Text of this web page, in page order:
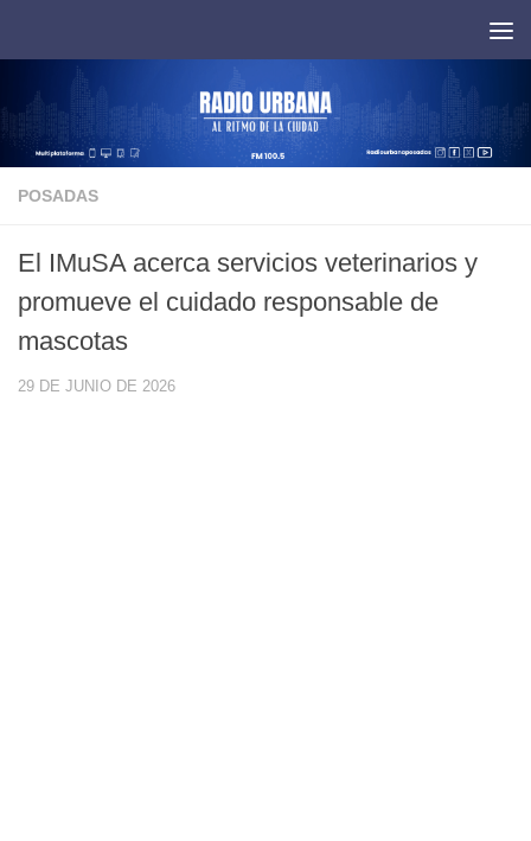
POSADAS
El IMuSA acerca servicios veterinarios y
promueve el cuidado responsable de
mascotas
29 DE JUNIO DE 2026